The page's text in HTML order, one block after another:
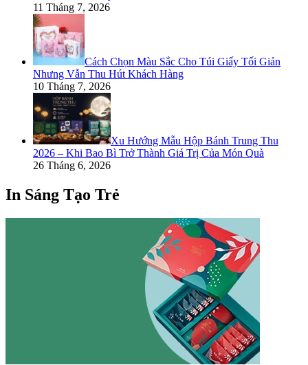
11 Tháng 7, 2026
Cách Chọn Màu Sắc Cho Túi Giấy Tối Giản
Nhưng Vẫn Thu Hút Khách Hàng
10 Tháng 7, 2026
Xu Hướng Mẫu Hộp Bánh Trung Thu
2026 – Khi Bao Bì Trở Thành Giá Trị Của Món Quà
26 Tháng 6, 2026
In Sáng Tạo Trẻ